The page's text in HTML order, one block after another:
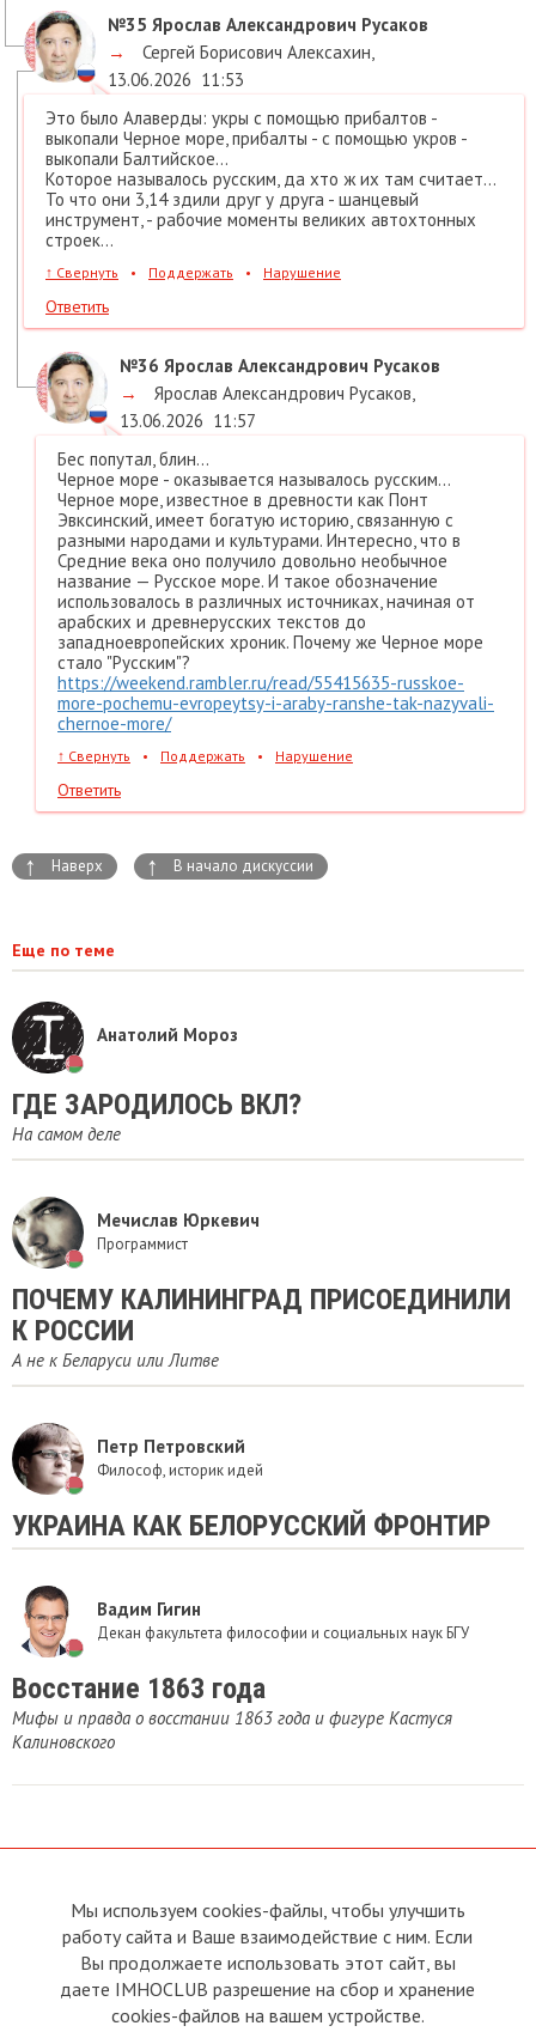
№35 Ярослав Александрович Русаков
→
Сергей Борисович Алексахин,
13.06.2026 11:53
Это было Алаверды: укры с помощью прибалтов -
выкопали Черное море, прибалты - с помощью укров -
выкопали Балтийское...
Которое называлось русским, да хто ж их там считает...
То что они 3,14 здили друг у друга - шанцевый
инструмент, - рабочие моменты великих автохтонных
строек...
↑ Свернуть • Поддержать • Нарушение
Ответить
№36 Ярослав Александрович Русаков
→
Ярослав Александрович Русаков,
13.06.2026 11:57
Бес попутал, блин...
Черное море - оказывается называлось русским...
Черное море, известное в древности как Понт
Эвксинский, имеет богатую историю, связанную с
разными народами и культурами. Интересно, что в
Средние века оно получило довольно необычное
название — Русское море. И такое обозначение
использовалось в различных источниках, начиная от
арабских и древнерусских текстов до
западноевропейских хроник. Почему же Черное море
стало "Русским"?
https://weekend.rambler.ru/read/55415635-russkoe-
more-pochemu-evropeytsy-i-araby-ranshe-tak-nazyvali-
chernoe-more/
↑ Свернуть • Поддержать • Нарушение
Ответить
↑ Наверх ↑ В начало дискуссии
Еще по теме
Анатолий Мороз
ГДЕ ЗАРОДИЛОСЬ ВКЛ?
На самом деле
Мечислав Юркевич
Программист
ПОЧЕМУ КАЛИНИНГРАД ПРИСОЕДИНИЛИ
К РОССИИ
А не к Беларуси или Литве
Петр Петровский
Философ, историк идей
УКРАИНА КАК БЕЛОРУССКИЙ ФРОНТИР
Вадим Гигин
Декан факультета философии и социальных наук БГУ
Восстание 1863 года
Мифы и правда о восстании 1863 года и фигуре Кастуся
Калиновского
О сайте
Условия пользования
Политика конфиденциальности
Прямая связь с
Председателем
Прямая связь c членами клуба
Реклама
Контакты
Мы используем cookies-файлы, чтобы улучшить
работу сайта и Ваше взаимодействие с ним. Если
Вы продолжаете использовать этот сайт, вы
даете IMHOCLUB разрешение на сбор и хранение
cookies-файлов на вашем устройстве.